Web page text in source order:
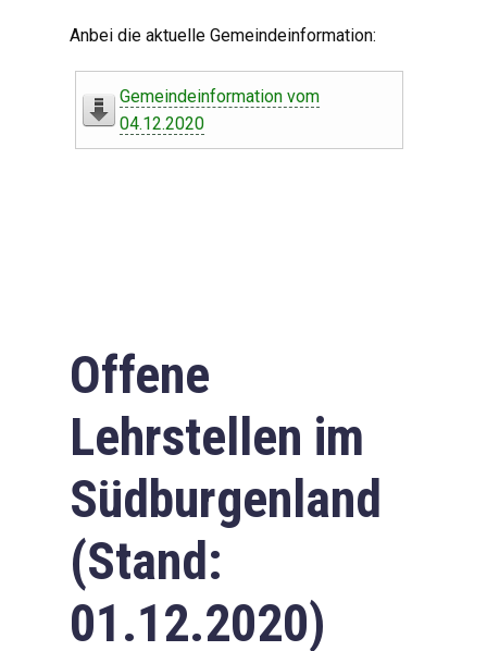
Anbei die aktuelle Gemeindeinformation:
Gemeindeinformation vom
04.12.2020
Offene
Lehrstellen im
Südburgenland
(Stand:
01.12.2020)